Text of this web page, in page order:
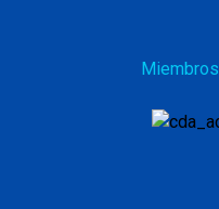
Miembros